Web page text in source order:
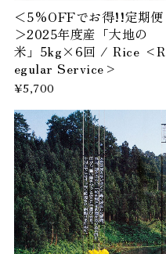
＜5%OFFでお得!!定期便
＞2025年度産「大地の
米」5kg×6回 / Rice <R
egular Service>
¥5,700